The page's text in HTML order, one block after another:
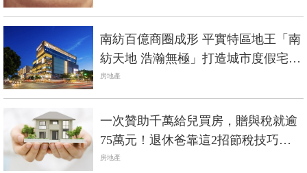
南紡百億商圈成形 平實特區地王「南
紡天地 浩瀚無極」打造城市度假宅指
標
房地產
一次贊助千萬給兒買房，贈與稅就逾
75萬元！退休爸靠這2招節稅技巧，
把錢統統省下來
房地產